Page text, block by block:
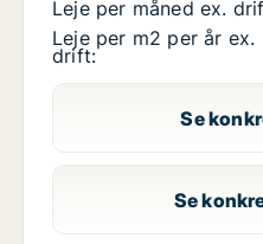
Leje per måned ex.
Leje per m2 per år ex.
drift:
Se
Se